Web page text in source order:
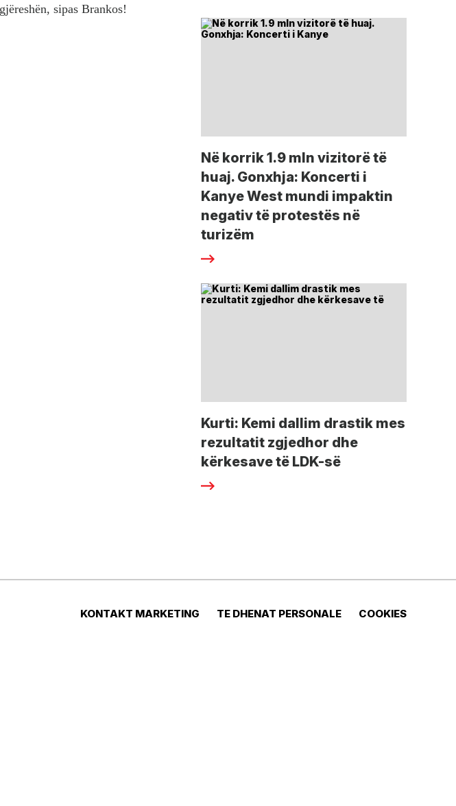
sipas Brankos!
Në korrik 1.9 mln vizitorë të
huaj. Gonxhja: Koncerti i
Kanye West mundi impaktin
negativ të protestës në
turizëm
Kurti: Kemi dallim drastik mes
rezultatit zgjedhor dhe
kërkesave të LDK-së
KONTAKT MARKETING TE DHENAT PERSONALE COOKIES